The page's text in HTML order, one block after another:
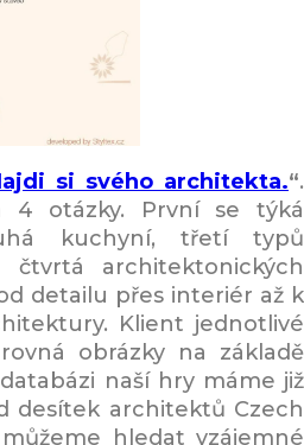
si svého architekta.“.
4 otázky. První se týká
kuchyní, třetí typů
architektonických
detailu přes interiér až k
Klient jednotlivé
obrázky na základě
naší hry máme již
desítek architektů Czech
hledat vzájemné